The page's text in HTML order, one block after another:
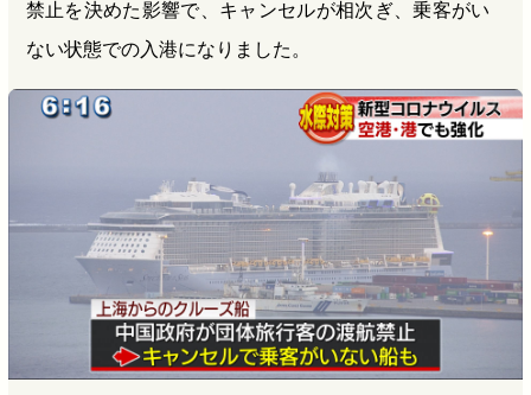
禁止を決めた影響で、キャンセルが相次ぎ、乗客がい
ない状態での入港になりました。